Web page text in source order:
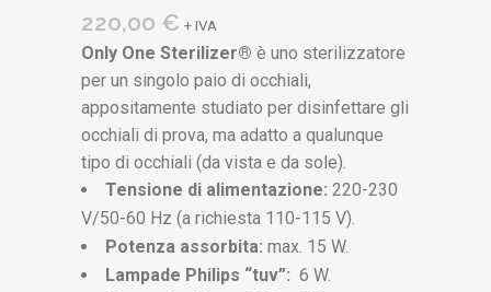
220,00 € + IVA
Only One Sterilizer® è uno sterilizzatore
per un singolo paio di occhiali,
appositamente studiato per disinfettare gli
occhiali di prova, ma adatto a qualunque
tipo di occhiali (da vista e da sole).
Tensione di alimentazione: 220-230
V/50-60 Hz (a richiesta 110-115 V).
Potenza assorbita: max. 15 W.
Lampade Philips “tuv”: 6 W.